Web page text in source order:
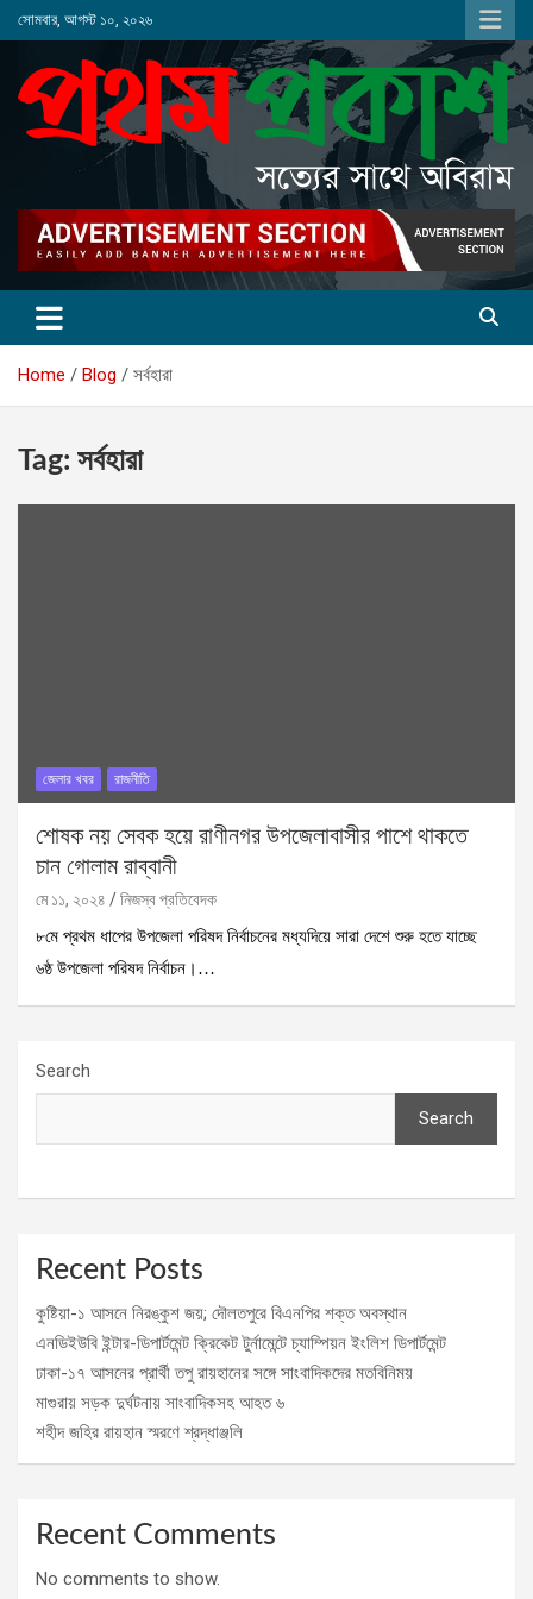
Skip
to
সোমবার, আগস্ট ১০, ২০২৬
Home Blog সর্বহারা
Tag: সর্বহারা
জেলার খবর রাজনীতি
শোষক নয় সেবক হয়ে রাণীনগর উপজেলাবাসীর পাশে থাকতে
চান গোলাম রাব্বানী
মে ১১, ২০২৪
নিজস্ব প্রতিবেদক
৮মে প্রথম ধাপের উপজেলা পরিষদ নির্বাচনের মধ্যদিয়ে সারা দেশে শুরু হতে যাচ্ছে
৬ষ্ঠ উপজেলা পরিষদ নির্বাচন।…
Search
Search
Recent Posts
কুষ্টিয়া-১ আসনে নিরঙ্কুশ জয়; দৌলতপুরে বিএনপির শক্ত অবস্থান
এনডিইউবি ইন্টার-ডিপার্টমেন্ট ক্রিকেট টুর্নামেন্টে চ্যাম্পিয়ন ইংলিশ ডিপার্টমেন্ট
ঢাকা-১৭ আসনের প্রার্থী তপু রায়হানের সঙ্গে সাংবাদিকদের মতবিনিময়
মাগুরায় সড়ক দুর্ঘটনায় সাংবাদিকসহ আহত ৬
শহীদ জহির রায়হান স্মরণে শ্রদ্ধাঞ্জলি
Recent Comments
No comments to show.